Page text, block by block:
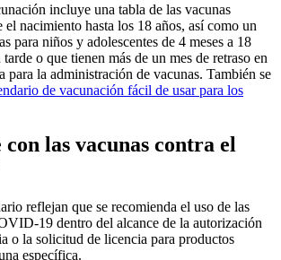
incluye una tabla de las vacunas
el nacimiento hasta los 18 años, así como un
para niños y adolescentes de 4 meses a 18
o que tienen más de un mes de retraso en
para la administración de vacunas. También se
de vacunación fácil de usar para los
con las vacunas contra el
reflejan que se recomienda el uso de las
19 dentro del alcance de la autorización
o la solicitud de licencia para productos
específica.